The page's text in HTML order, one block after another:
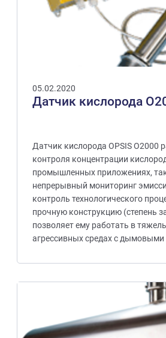
05.02.2020
Датчик кислорода
Датчик кислорода OPSIS O2000
контроля концентрации
промышленных приложениях,
непрерывный мониторинг
контроль технологического
прочную конструкцию (степень
позволяет ему работать в
агрессивных средах с дымовыми